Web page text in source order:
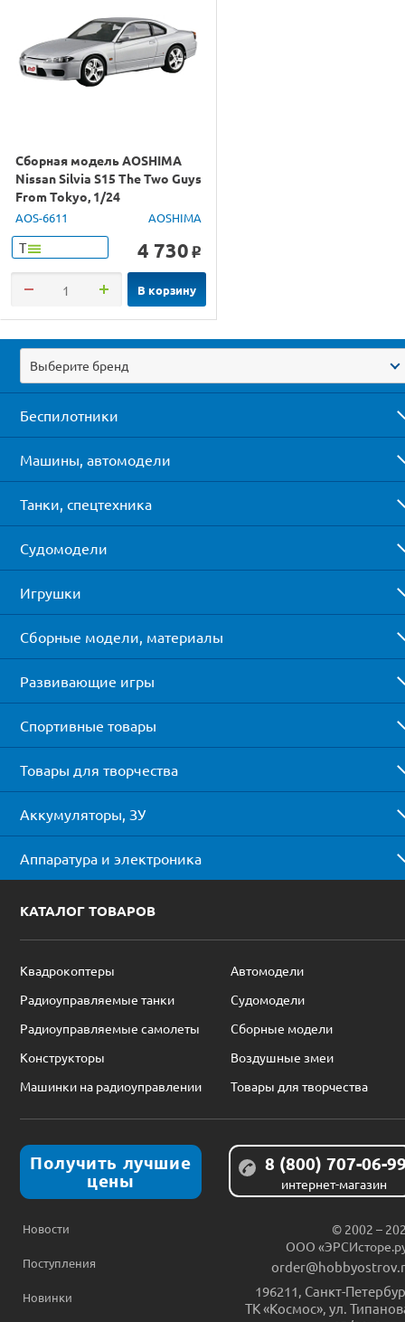
Сборная модель AOSHIMA
Nissan Silvia S15 The Two Guys
From Tokyo, 1/24
AOS-6611 AOSHIMA
Т 4 730 o
В корзину
Выберите бренд
Беспилотники
Машины, автомодели
Танки, спецтехника
Судомодели
Игрушки
Сборные модели, материалы
Развивающие игры
Спортивные товары
Товары для творчества
Аккумуляторы, ЗУ
Аппаратура и электроника
КАТАЛОГ ТОВАРОВ
Квадрокоптеры
Автомодели
Радиоуправляемые танки
Судомодели
Радиоуправляемые самолеты
Сборные модели
Конструкторы
Воздушные змеи
Машинки на радиоуправлении
Товары для творчества
Получить лучшие
цены
8 (800) 707-06-
интернет-магазин
Новости
Поступления
Новинки
© 2002 –
ООО
196211 Санкт-
ТК «Космос», ул.